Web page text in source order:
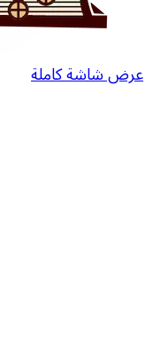
عرض شاشة كاملة